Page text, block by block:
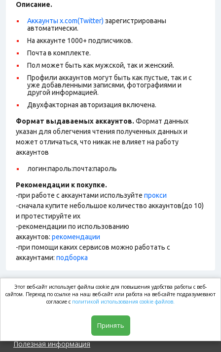
Описание.
Аккаунты x.com(Twitter) зарегистрированы
автоматически.
На аккаунте 1000+ подписчиков.
Почта в комплекте.
Пол может быть как мужской, так и женский.
Профили аккаунтов могут быть как пустые, так и с
уже добавленными записями, фотографиями и
другой информацией.
Двухфакторная авторизация включена.
Формат выдаваемых аккаунтов. Формат данных
указан для облегчения чтения полученных данных и
может отличаться, что никак не влияет на работу
аккаунтов
логин:пароль:почта:пароль
Рекомендации к покупке.
-при работе с аккаунтами используйте прокси
-сначала купите небольшое количество аккаунтов(до 10)
и протестируйте их
-рекомендации по использованию
аккаунтов: рекомендации
-при помощи каких сервисов можно работать с
аккаунтами: подборка
market.com
Полезная информация
Этот веб-сайт использует файлы cookie для повышения удобства работы с веб-
сайтом. Переход по ссылке на наш веб-сайт или работа на веб-сайте подразумевают
согласие с политикой использования cookie файлов.
Принять